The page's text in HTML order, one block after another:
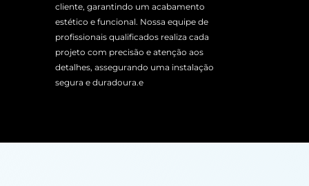
cliente, garantindo um acabamento
estético e funcional. Nossa equipe de
profissionais qualificados realiza cada
projeto com precisão e atenção aos
detalhes, assegurando uma instalação
segura e duradoura.e